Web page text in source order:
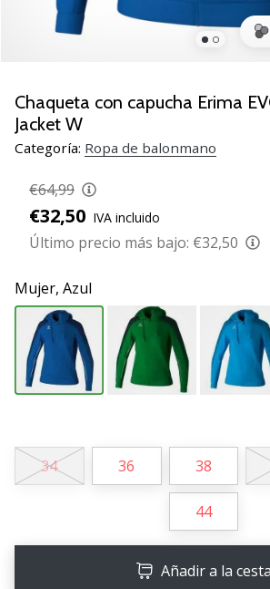
zapatillas
Accelerate
NITRO
SQD
5!
las
actualizaciones
técnicas
25. 11. 2024
2 min. de lectura
¡Conviértete
Weplayhandball!
¿Te
jugón?
Chaqueta con capucha Erima
Jacket W
Categoría: Ropa de balonmano
€64,99
€32,50 IVA incluido
Último precio más bajo: €32,50
Mujer, Azul
34 36 38
44
Añadir a la cesta